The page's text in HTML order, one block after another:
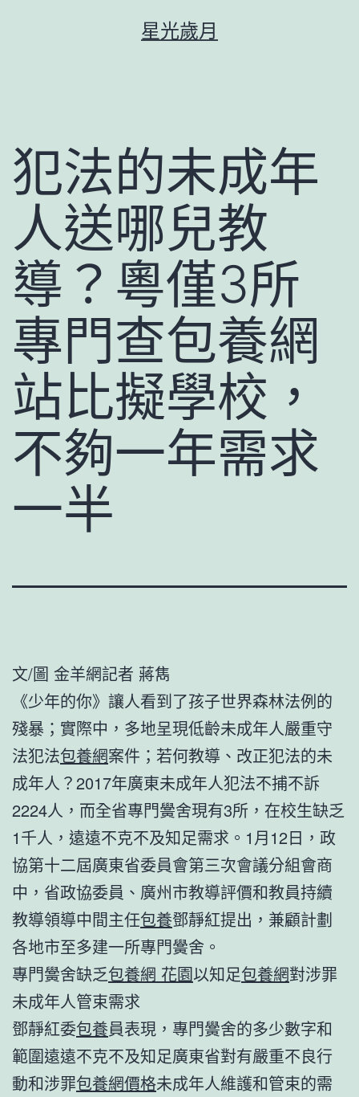
星光歲月
犯法的未成年
人送哪兒教
導？粵僅3所
專門查包養網
站比擬學校，
不夠一年需求
一半
文/圖 金羊網記者 蔣雋
《少年的你》讓人看到了孩子世界森林法例的
殘暴；實際中，多地呈現低齡未成年人嚴重守
法犯法包養網案件；若何教導、改正犯法的未
成年人？2017年廣東未成年人犯法不捕不訴
2224人，而全省專門黌舍現有3所，在校生缺乏
1千人，遠遠不克不及知足需求。1月12日，政
協第十二屆廣東省委員會第三次會議分組會商
中，省政協委員、廣州市教導評價和教員持續
教導領導中間主任包養鄧靜紅提出，兼顧計劃
各地市至多建一所專門黌舍。
專門黌舍缺乏包養網 花園以知足包養網對涉罪
未成年人管束需求
鄧靜紅委包養員表現，專門黌舍的多少數字和
範圍遠遠不克不及知足廣東省對有嚴重不良行
動和涉罪包養網價格未成年人維護和管束的需